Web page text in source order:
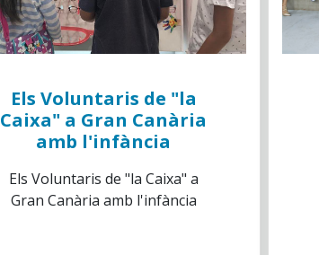
Els Voluntaris de "la
Caixa" a Gran Canària
amb l'infància
Els Voluntaris de "la Caixa" a
Gran Canària amb l'infància